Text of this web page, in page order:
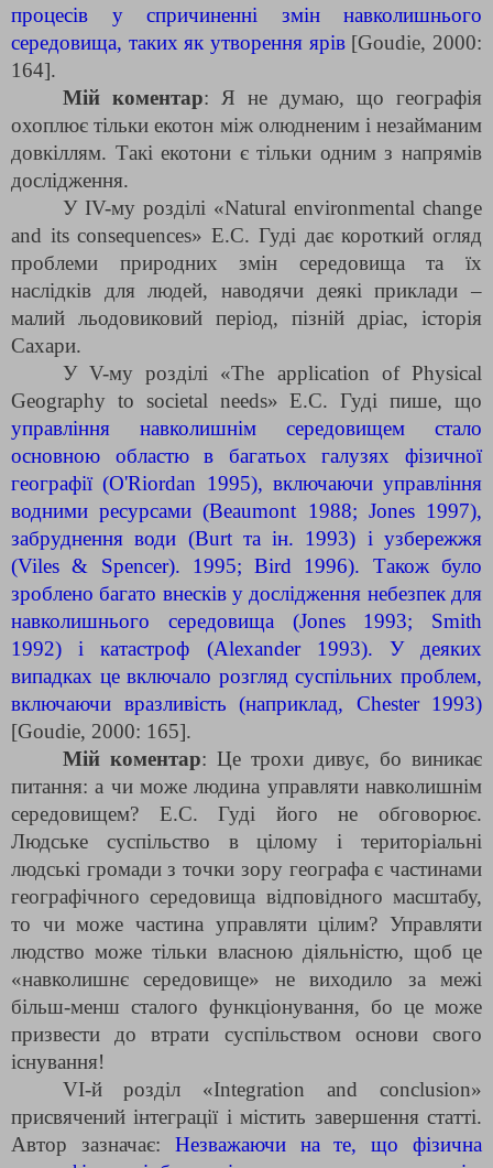
процесів у спричиненні змін навколишнього
середовища, таких як утворення ярів[Goudie, 2000:
164].
Мій коментар: Я не думаю, що географія
охоплює тільки екотон між олюдненим і незайманим
довкіллям. Такі екотони є тільки одним з напрямів
дослідження.
У ІV-му розділі «Natural environmental change
and its consequences» Е.С. Гуді дає короткий огляд
проблеми природних змін середовища та їх
наслідків для людей, наводячи деякі приклади –
малий льодовиковий період, пізній дріас, історія
Сахари.
У V-му розділі «The application of Physical
Geography to societal needs» Е.С. Гуді пише, що
управління навколишнім середовищем стало
основною областю в багатьох галузях фізичної
географії (O'Riordan 1995), включаючи управління
водними ресурсами (Beaumont 1988; Jones 1997),
забруднення води (Burt та ін. 1993) і узбережжя
(Viles & Spencer). 1995; Bird 1996). Також було
зроблено багато внесків у дослідження небезпек для
навколишнього середовища (Jones 1993; Smith
1992) і катастроф (Alexander 1993). У деяких
випадках це включало розгляд суспільних проблем,
включаючи вразливість (наприклад, Chester 1993)
[Goudie, 2000: 165].
Мій коментар: Це трохи дивує, бо виникає
питання: а чи може людина управляти навколишнім
середовищем? Е.С. Гуді його не обговорює.
Людське суспільство в цілому і територіальні
людські громади з точки зору географа є частинами
географічного середовища відповідного масштабу,
то чи може частина управляти цілим? Управляти
людство може тільки власною діяльністю, щоб це
«навколишнє середовище» не виходило за межі
більш-менш сталого функціонування, бо це може
призвести до втрати суспільством основи свого
існування!
VІ-й розділ «Integration and conclusion»
присвячений інтеграції і містить завершення статті.
Автор зазначає: Незважаючи на те, що фізична